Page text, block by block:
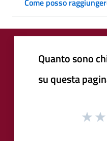
Quanto sono
su questa